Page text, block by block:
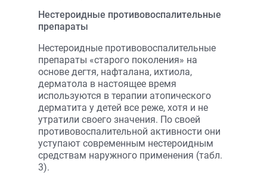
Нестероидные противовоспалительные
препараты
Нестероидные противовоспалительные
препараты «старого поколения» на
основе дегтя, нафталана, ихтиола,
дерматола в настоящее время
используются в терапии атопического
дерматита у детей все реже, хотя и не
утратили своего значения. По своей
противовоспалительной активности они
уступают современным нестероидным
средствам наружного применения (табл.
3).